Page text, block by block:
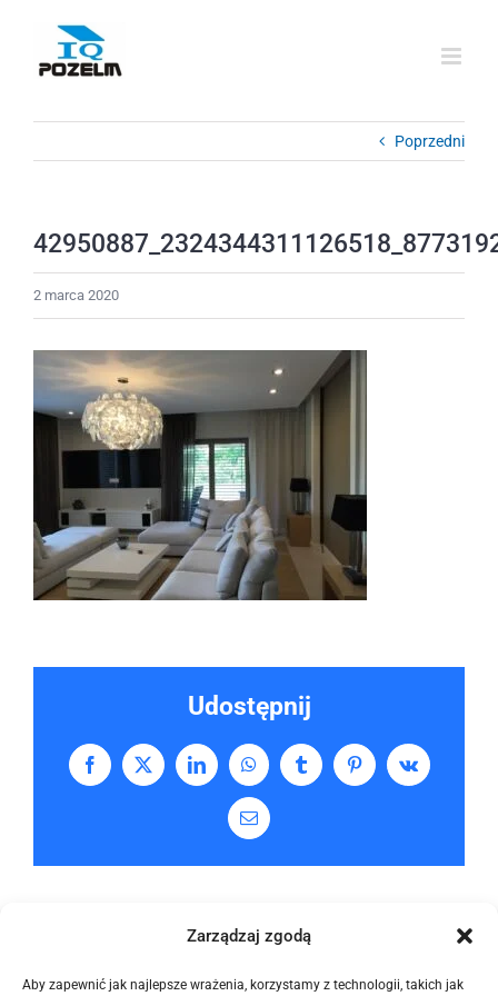
Zarządzaj zgodą
Aby zapewnić jak najlepsze wrażenia, korzystamy z technologii, takich jak
zawartości
Poprzedni
2 marca 2020
Udostępnij
Facebook
X LinkedInWhatsAppTumblr PinterestVk
Email